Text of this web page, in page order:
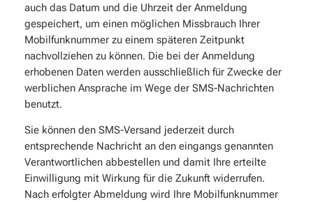
auch das Datum und die Uhrzeit der Anmeldung
gespeichert, um einen möglichen Missbrauch Ihrer
Mobilfunknummer zu einem späteren Zeitpunkt
nachvollziehen zu können. Die bei der Anmeldung
erhobenen Daten werden ausschließlich für Zwecke der
werblichen Ansprache im Wege der SMS-Nachrichten
benutzt.
Sie können den SMS-Versand jederzeit durch
entsprechende Nachricht an den eingangs genannten
Verantwortlichen abbestellen und damit Ihre erteilte
Einwilligung mit Wirkung für die Zukunft widerrufen.
Nach erfolgter Abmeldung wird Ihre Mobilfunknummer